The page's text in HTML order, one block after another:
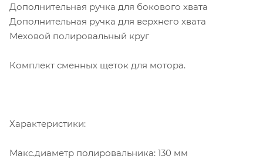
Дополнительная ручка для бокового хвата
Дополнительная ручка для верхнего хвата
Меховой полировальный круг
Комплект сменных щеток для мотора.
Характеристики:
Макс.диаметр полировальника: 130 мм